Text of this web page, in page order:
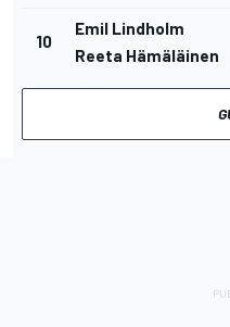
10
Emil Lindholm
Reeta Hämäläinen